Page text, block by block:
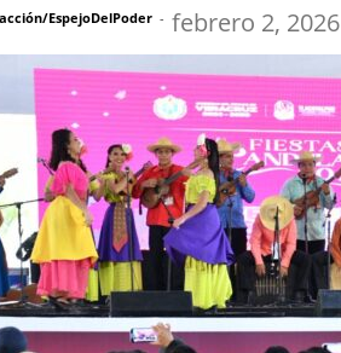
EspejoDelPoder - febrero 2, 2026